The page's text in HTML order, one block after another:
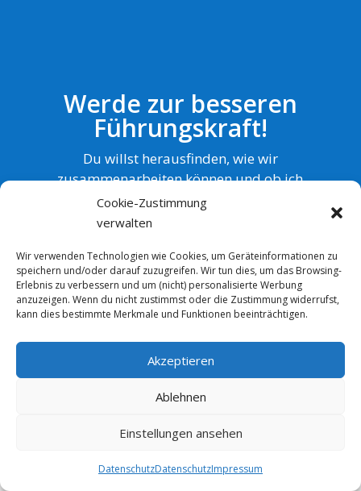
Cookie-Zustimmung
verwalten
Wir verwenden Technologien wie Cookies, um Geräteinformationen zu
speichern und/oder darauf zuzugreifen. Wir tun dies, um das Browsing-
Erlebnis zu verbessern und um (nicht) personalisierte Werbung
anzuzeigen. Wenn du nicht zustimmst oder die Zustimmung widerrufst,
kann dies bestimmte Merkmale und Funktionen beeinträchtigen.
Akzeptieren
Ablehnen
Einstellungen ansehen
DatenschutzDatenschutzImpressum
Werde zur besseren
Führungskraft!
Du willst herausfinden, wie wir
zusammenarbeiten können und ob ich
dir helfen kann? Dann trag dich jetzt
ganz unverbindlich für ein 15-minütiges
JETZT FÜRS PROGRAMM BEWERBEN